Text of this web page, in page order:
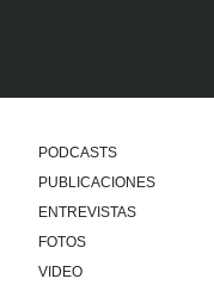
PODCASTS
PUBLICACIONES
ENTREVISTAS
FOTOS
VIDEO